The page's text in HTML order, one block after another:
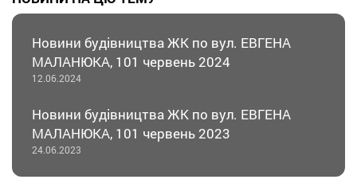
Новини будівництва ЖК по вул. ЕВГЕНА
МАЛАНЮКА, 101 червень 2024
12.06.2024
Новини будівництва ЖК по вул. ЕВГЕНА
МАЛАНЮКА, 101 червень 2023
24.06.2023